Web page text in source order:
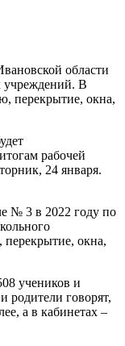
области
учреждений. В
перекрытие, окна,
рабочей
24 января.
№ 3 в 2022 году по
перекрытие, окна,
учеников и
родители говорят,
а в кабинетах –